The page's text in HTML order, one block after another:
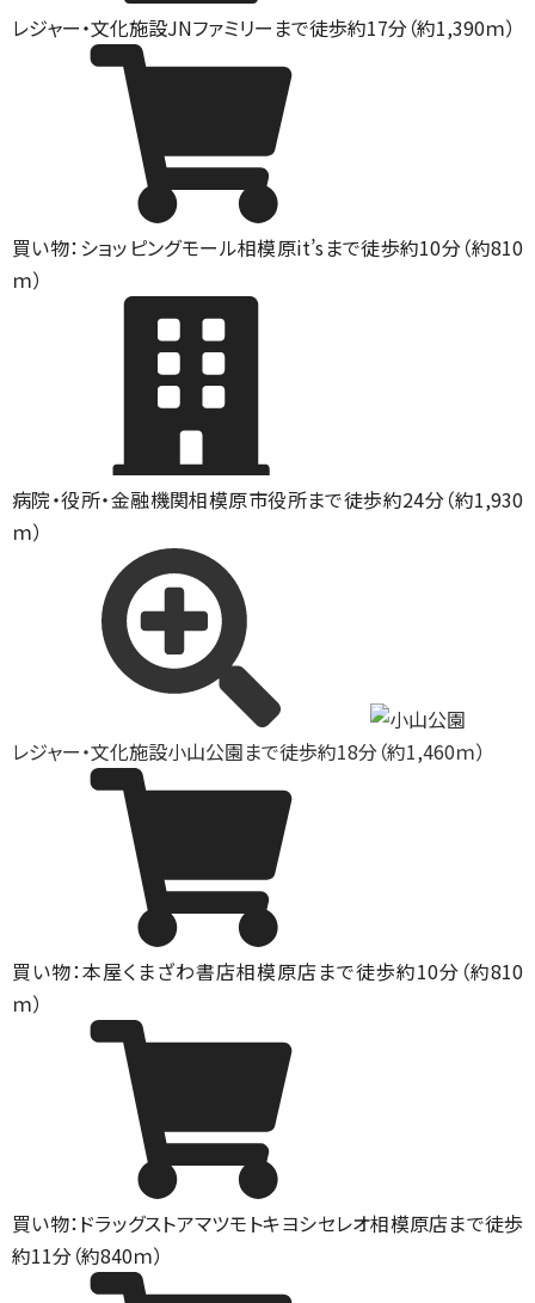
レジャー・文化施設JNファミリーまで徒歩約17分（約1,390ｍ）
買い物：ショッピングモール相模原it’sまで徒歩約10分（約810
ｍ）
病院・役所・金融機関相模原市役所まで徒歩約24分（約1,930
ｍ）
レジャー・文化施設小山公園まで徒歩約18分（約1,460ｍ）
買い物：本屋くまざわ書店相模原店まで徒歩約10分（約810
ｍ）
買い物：ドラッグストアマツモトキヨシセレオ相模原店まで徒歩
約11分（約840ｍ）